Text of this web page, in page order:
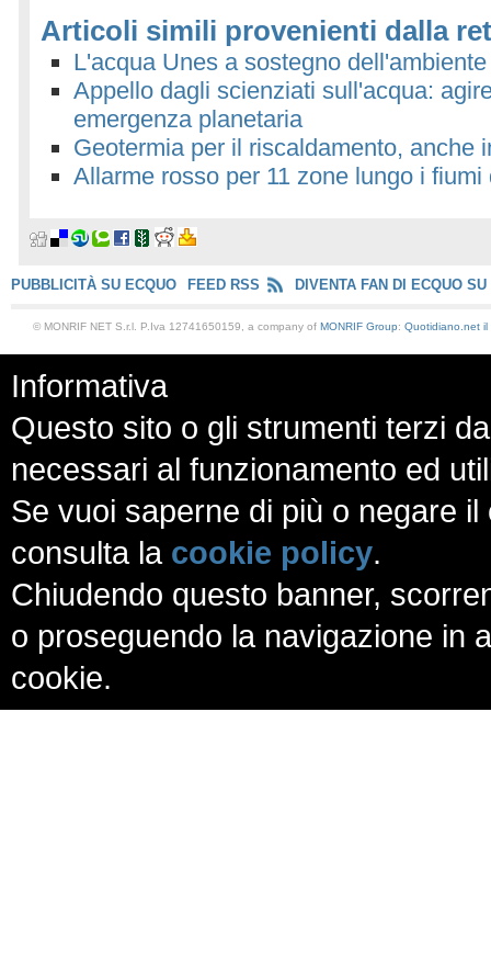
Articoli simili provenienti dalla
L'acqua Unes a sostegno dell'ambiente
Appello dagli scienziati sull'acqua:
emergenza planetaria
Geotermia per il riscaldamento, anche
Allarme rosso per 11 zone lungo i fiumi
PUBBLICITÀ SU ECQUO FEED RSS DIVENTA FAN DI ECQUO SU
© MONRIF NET S.r.l. P.Iva 12741650159, a company of MONRIF Group: Quotidiano.net il
Informativa
Questo sito o gli strumenti terzi
necessari al funzionamento ed
Se vuoi saperne di più o negare
consulta la cookie policy.
Chiudendo questo banner,
o proseguendo la navigazione in
cookie.